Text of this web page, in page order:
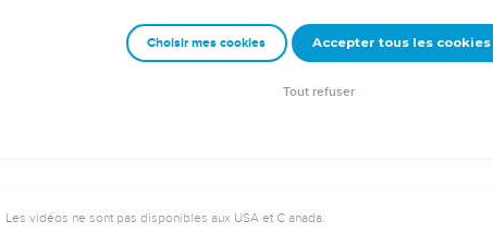
La Bible Du Semeur Copyright © 1992, 1999 by Biblica, Inc.® Used by permission. All
Les vidéos ne sont pas disponibles aux USA et C anada.
Choisir mes cookies Accepter tous les cookies
Tout refuser